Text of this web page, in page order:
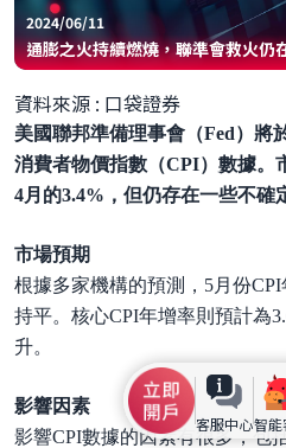
客服中心智能
2024/06/11
通膨之火持續燃燒，聯準會救火仍
資料來源 : 口袋證券
美國聯邦準備理事會（Fed）將
消費者物價指數（CPI）數據。
4月的3.4%，但仍存在一些不確
市場預期
根據多家機構的預測，5月份
持平。核心CPI年增率則預計為
升。
影響因素
影響CPI數據的因素有很多，包